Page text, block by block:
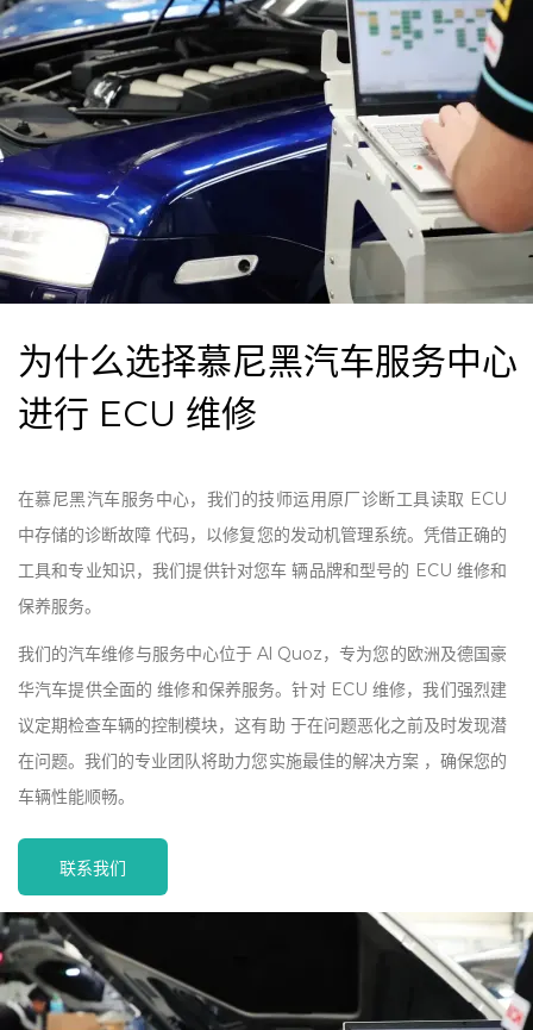
为什么选择慕尼黑汽车服务中心
进行 ECU 维修
在慕尼黑汽车服务中心，我们的技师运用原厂诊断工具读取 ECU
中存储的诊断故障 代码，以修复您的发动机管理系统。凭借正确的
工具和专业知识，我们提供针对您车 辆品牌和型号的 ECU 维修和
保养服务。
我们的汽车维修与服务中心位于 Al Quoz，专为您的欧洲及德国豪
华汽车提供全面的 维修和保养服务。针对 ECU 维修，我们强烈建
议定期检查车辆的控制模块，这有助 于在问题恶化之前及时发现潜
在问题。我们的专业团队将助力您实施最佳的解决方案 ，确保您的
车辆性能顺畅。
联系我们